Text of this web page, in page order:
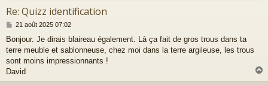
Re: Quizz identification
M
s
s
a
g
21 août 2025 07:02
Bonjour. Je dirais blaireau également. Là ça fait de gros trous dans ta
terre meuble et sablonneuse, chez moi dans la terre argileuse, les trous
sont moins impressionnants !
David
a